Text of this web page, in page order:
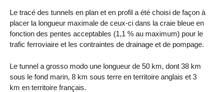
Le tracé des tunnels en plan et en profil a été choisi de façon à
placer la longueur maximale de ceux-ci dans la craie bleue en
fonction des pentes acceptables (1,1 % au maximum) pour le
trafic ferroviaire et les contraintes de drainage et de pompage.
Le tunnel a grosso modo une longueur de 50 km, dont 38 km
sous le fond marin, 8 km sous terre en territoire anglais et 3
km en territoire français.